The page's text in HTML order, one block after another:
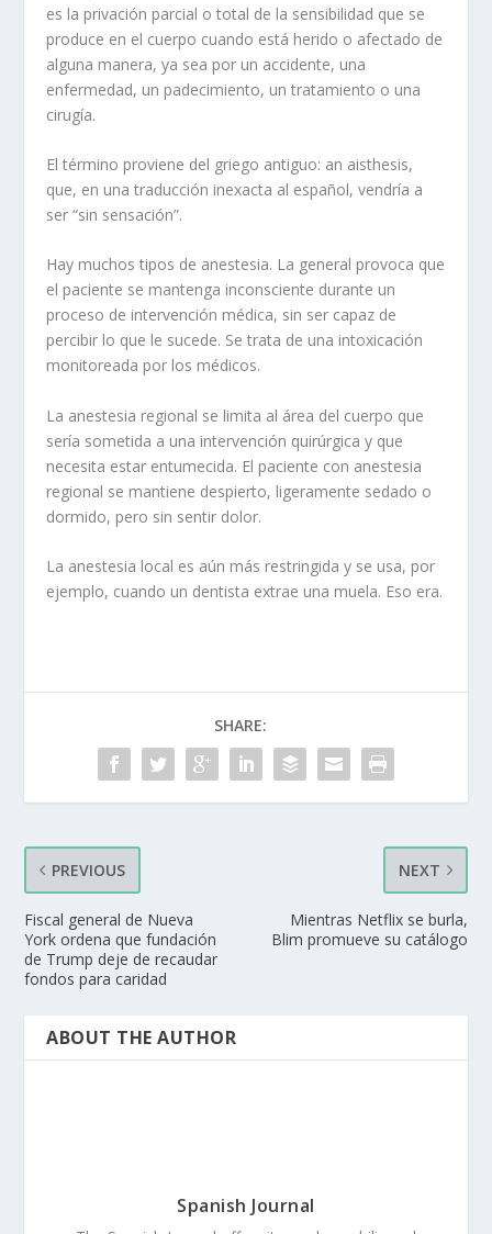
es la privación parcial o total de la sensibilidad que se
produce en el cuerpo cuando está herido o afectado de
alguna manera, ya sea por un accidente, una
enfermedad, un padecimiento, un tratamiento o una
cirugía.
El término proviene del griego antiguo: an aisthesis,
que, en una traducción inexacta al español, vendría a
ser “sin sensación”.
Hay muchos tipos de anestesia. La general provoca que
el paciente se mantenga inconsciente durante un
proceso de intervención médica, sin ser capaz de
percibir lo que le sucede. Se trata de una intoxicación
monitoreada por los médicos.
La anestesia regional se limita al área del cuerpo que
sería sometida a una intervención quirúrgica y que
necesita estar entumecida. El paciente con anestesia
regional se mantiene despierto, ligeramente sedado o
dormido, pero sin sentir dolor.
La anestesia local es aún más restringida y se usa, por
ejemplo, cuando un dentista extrae una muela. Eso era.
SHARE:
PREVIOUS
Fiscal general de Nueva
York ordena que fundación
de Trump deje de recaudar
fondos para caridad
NEXT
Mientras Netflix se burla,
Blim promueve su catálogo
ABOUT THE AUTHOR
Spanish Journal